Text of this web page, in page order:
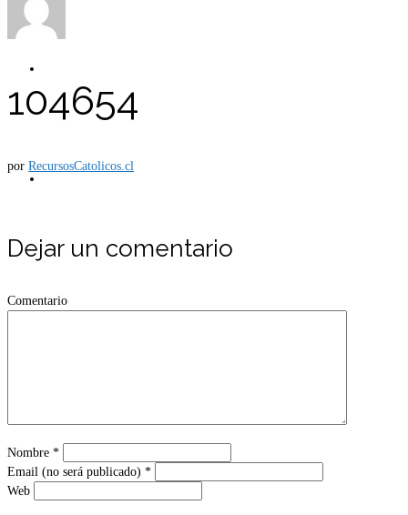
Mi cuenta
104654
por RecursosCatolicos.cl
Dejar un comentario
Comentario
Nombre *
Email (no será publicado) *
Web